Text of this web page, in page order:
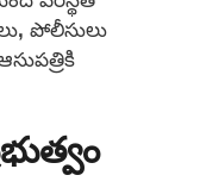
పోలీసులు